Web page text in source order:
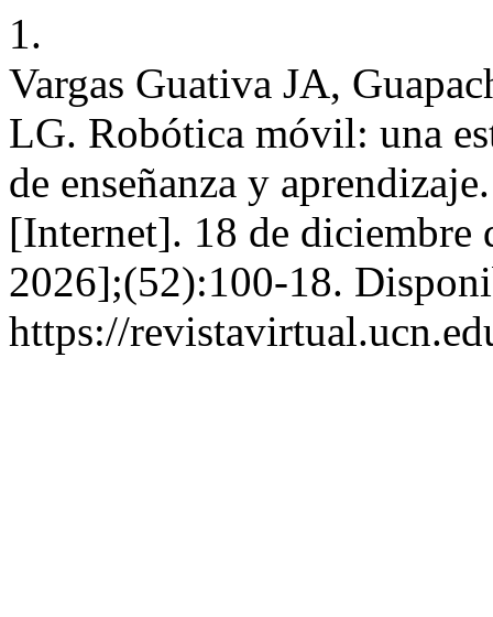
1.
Vargas Guativa JA,
LG. Robótica móvil: una
de enseñanza y
[Internet]. 18 de diciembre
2026];(52):100-18.
https://